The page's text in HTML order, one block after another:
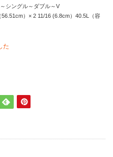
シングル～ダブル～V
）× 2 11/16 (6.8cm）40.5L（容
た